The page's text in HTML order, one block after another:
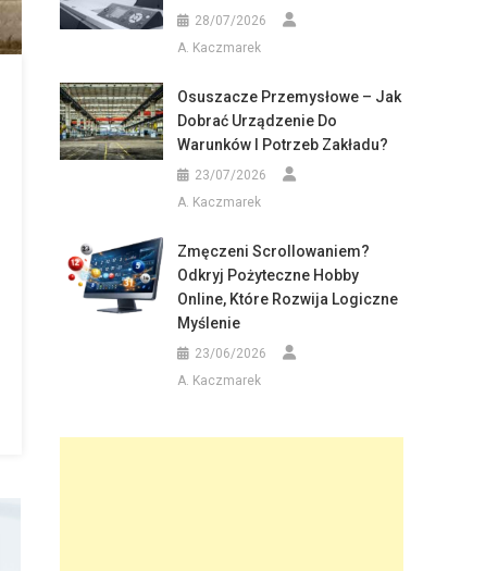
28/07/2026
A. Kaczmarek
Osuszacze Przemysłowe – Jak
Dobrać Urządzenie Do
Warunków I Potrzeb Zakładu?
23/07/2026
A. Kaczmarek
Zmęczeni Scrollowaniem?
Odkryj Pożyteczne Hobby
Online, Które Rozwija Logiczne
Myślenie
23/06/2026
A. Kaczmarek